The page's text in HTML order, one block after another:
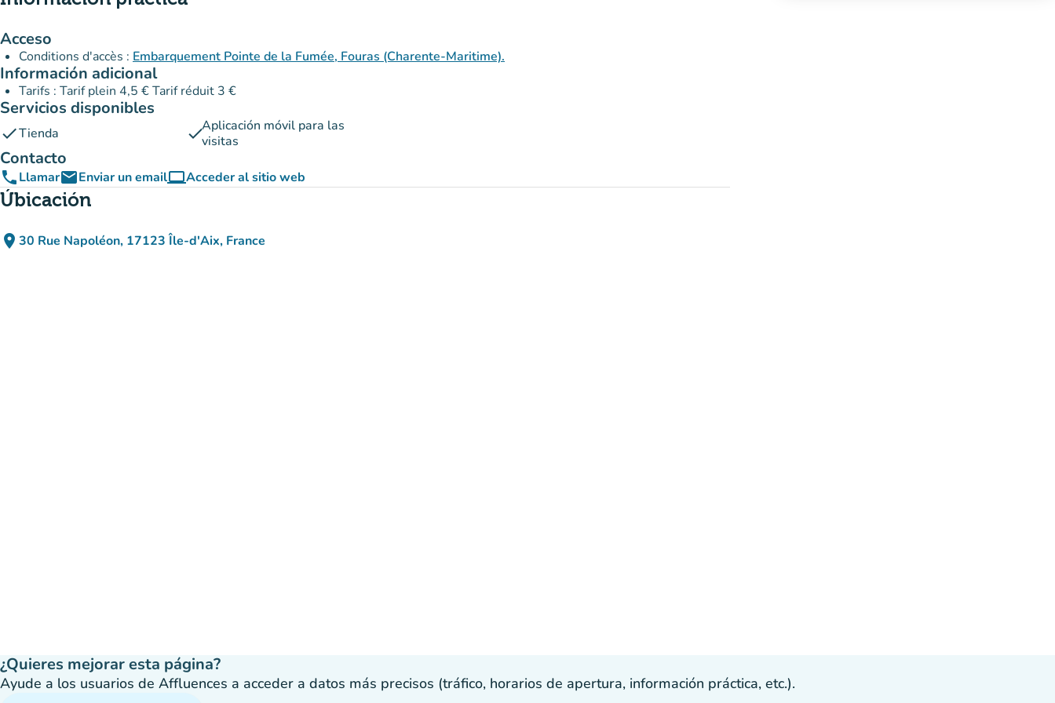
Acceso
Conditions d'accès : Embarquement Pointe de la Fumée, Fouras (Charente-Maritime).
Información adicional
Tarifs : Tarif plein 4,5 € Tarif réduit 3 €
Servicios disponibles
checkTienda checkAplicación móvil para las
visitas
Contacto
phoneLlamaremailEnviar un emailcomputerAcceder al sitio web
(nueva pestaña)
Úbicación
place 30 Rue Napoléon, 17123 Île-d'Aix, France
(abrir en Google Maps)
(nueva pestaña)
¿Quieres mejorar esta página?
Ayude a los usuarios de Affluences a acceder a datos más precisos (tráfico, horarios de apertura, información práctica, etc.).